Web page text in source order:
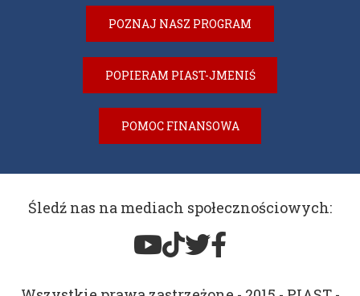
POZNAJ NASZ PROGRAM
POPIERAM PIAST-JMENIŚ
POMOC FINANSOWA
Śledź nas na mediach społecznościowych: